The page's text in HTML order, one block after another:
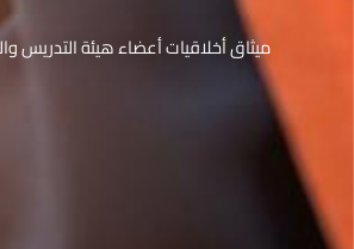
ميثاق أخلاقيات أعضاء هيئة التدريس